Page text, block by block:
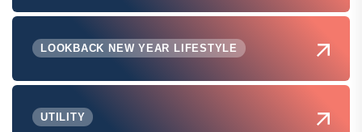
LOOKBACK NEW YEAR LIFESTYLE
UTILITY